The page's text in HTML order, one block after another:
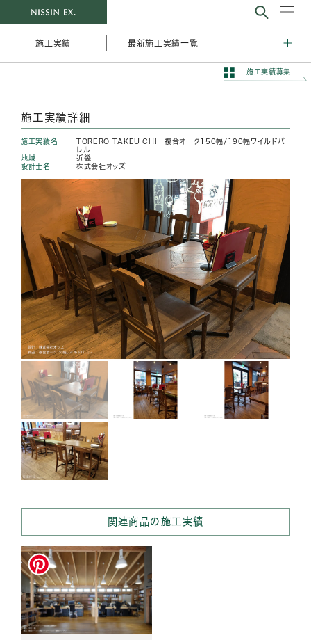
施工実績 最新施工実績一覧
施工実績募集
関連商品の施工実績
施工実績詳細
施工実績名
TORERO TAKEU CHI 複合オーク150幅/190幅ワイルドバ
レル
地域
近畿
設計士名
株式会社オッズ